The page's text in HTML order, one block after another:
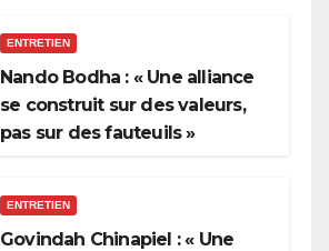
ENTRETIEN
Nando Bodha : « Une alliance
se construit sur des valeurs,
pas sur des fauteuils »
ENTRETIEN
Govindah Chinapiel : « Une